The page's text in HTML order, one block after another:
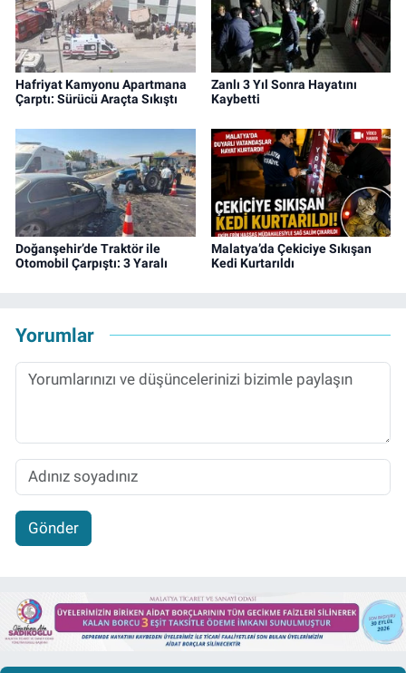
Hafriyat Kamyonu Apartmana
Çarptı: Sürücü Araçta Sıkıştı
Zanlı 3 Yıl Sonra Hayatını
Kaybetti
Doğanşehir’de Traktör ile
Otomobil Çarpıştı: 3 Yaralı
Malatya’da Çekiciye Sıkışan
Kedi Kurtarıldı
Yorumlar
Gönder